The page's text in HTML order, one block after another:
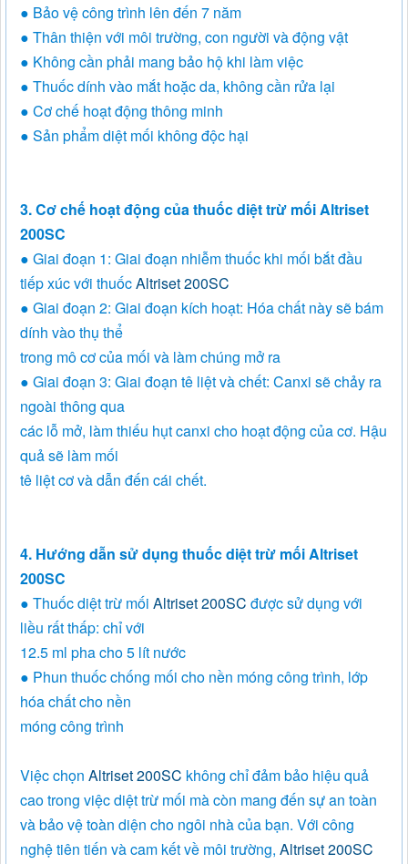
● Bảo vệ công trình lên đến 7 năm
● Thân thiện với môi trường, con người và động vật
● Không cần phải mang bảo hộ khi làm việc
● Thuốc dính vào mắt hoặc da, không cần rửa lại
● Cơ chế hoạt động thông minh
● Sản phẩm diệt mối không độc hại
3. Cơ chế hoạt động của thuốc diệt trừ mối Altriset
200SC
● Giai đoạn 1: Giai đoạn nhiễm thuốc khi mối bắt đầu
tiếp xúc với thuốcAltriset 200SC
● Giai đoạn 2: Giai đoạn kích hoạt: Hóa chất này sẽ bám
dính vào thụ thể
trong mô cơ của mối và làm chúng mở ra
● Giai đoạn 3: Giai đoạn tê liệt và chết: Canxi sẽ chảy ra
ngoài thông qua
các lỗ mở, làm thiếu hụt canxi cho hoạt động của cơ. Hậu
quả sẽ làm mối
tê liệt cơ và dẫn đến cái chết.
4. Hướng dẫn sử dụng thuốc diệt trừ mối Altriset
200SC
● Thuốc diệt trừ mối Altriset 200SC được sử dụng với
liều rất thấp: chỉ với
12.5 ml pha cho 5 lít nước
● Phun thuốc chống mối cho nền móng công trình, lớp
hóa chất cho nền
móng công trình
Việc chọn Altriset 200SC không chỉ đảm bảo hiệu quả
cao trong việc diệt trừ mối mà còn mang đến sự an toàn
và bảo vệ toàn diện cho ngôi nhà của bạn. Với công
nghệ tiên tiến và cam kết về môi trường, Altriset 200SC